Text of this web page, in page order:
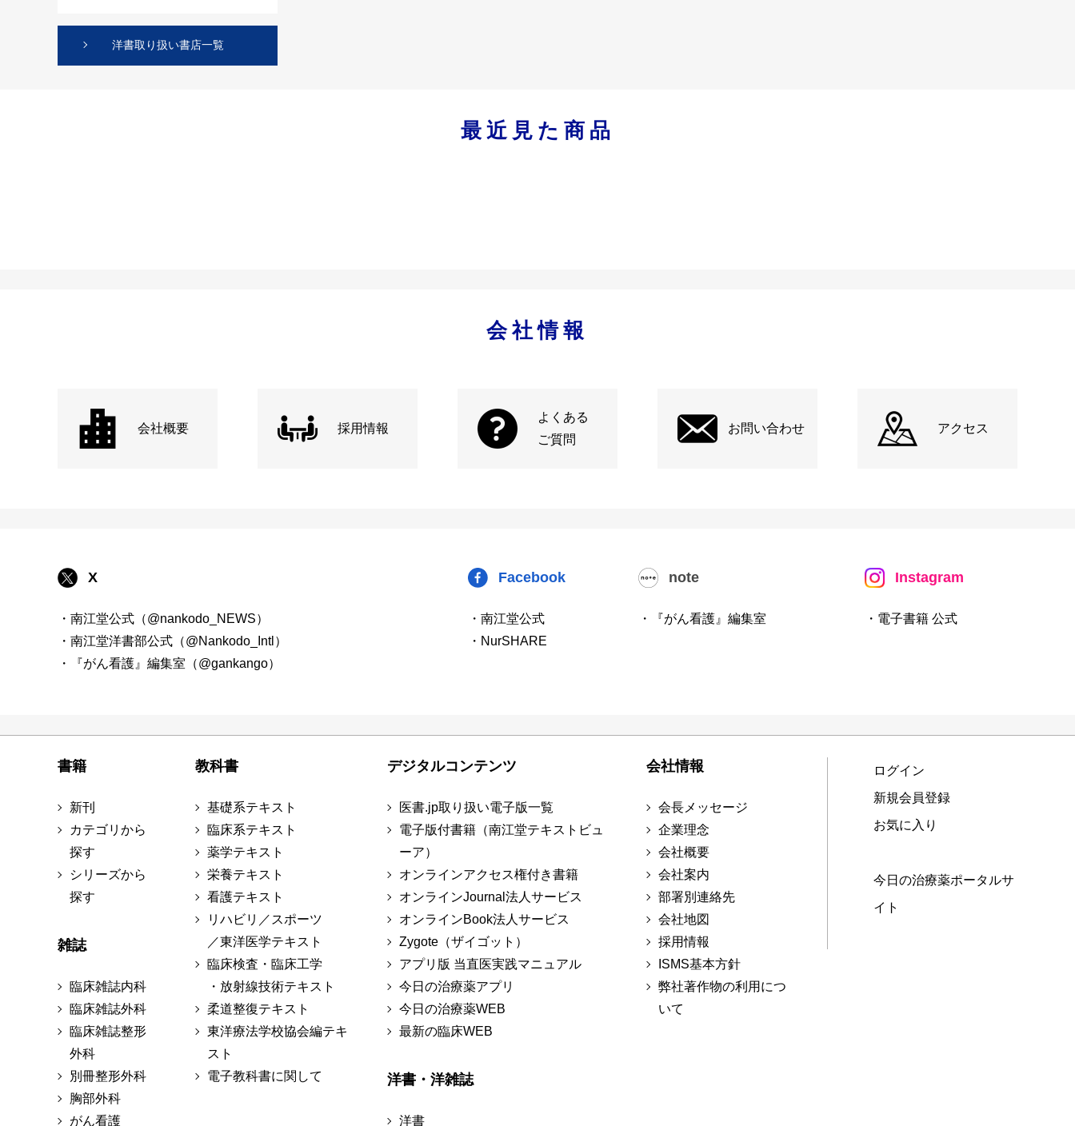
洋書取り扱い書店一覧
最近見た商品
会社情報
会社概要 採用情報
よくある
ご質問
お問い合わせ アクセス
X
・南江堂公式（@nankodo_NEWS）
・南江堂洋書部公式（@Nankodo_Intl）
・『がん看護』編集室（@gankango）
Facebook
・南江堂公式
・NurSHARE
note
・『がん看護』編集室
Instagram
・電子書籍 公式
書籍
新刊
カテゴリから
探す
シリーズから
探す
雑誌
臨床雑誌内科
臨床雑誌外科
臨床雑誌整形
外科
別冊整形外科
胸部外科
がん看護
教科書
基礎系テキスト
臨床系テキスト
薬学テキスト
栄養テキスト
看護テキスト
リハビリ／スポーツ
／東洋医学テキスト
臨床検査・臨床工学
・放射線技術テキスト
柔道整復テキスト
東洋療法学校協会編テキ
スト
電子教科書に関して
デジタルコンテンツ
医書.jp取り扱い電子版一覧
電子版付書籍（南江堂テキストビュ
ーア）
オンラインアクセス権付き書籍
オンラインJournal法人サービス
オンラインBook法人サービス
Zygote（ザイゴット）
アプリ版 当直医実践マニュアル
今日の治療薬アプリ
今日の治療薬WEB
最新の臨床WEB
洋書・洋雑誌
洋書
会社情報
会長メッセージ
企業理念
会社概要
会社案内
部署別連絡先
会社地図
採用情報
ISMS基本方針
弊社著作物の利用につ
いて
ログイン
新規会員登録
お気に入り
今日の治療薬ポータルサ
イト